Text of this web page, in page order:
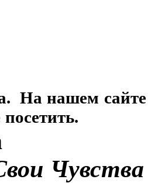
На нашем
Чувства